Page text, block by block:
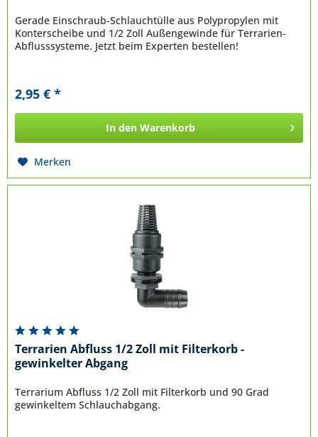
Gerade Einschraub-Schlauchtülle aus Polypropylen mit
Konterscheibe und 1/2 Zoll Außengewinde für Terrarien-
Abflusssysteme. Jetzt beim Experten bestellen!
2,95 € *
In den Warenkorb
Merken
Terrarien Abfluss 1/2 Zoll mit Filterkorb -
gewinkelter Abgang
Terrarium Abfluss 1/2 Zoll mit Filterkorb und 90 Grad
gewinkeltem Schlauchabgang.